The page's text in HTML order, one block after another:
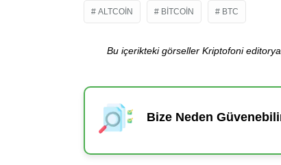
ALTCOIN BITCOIN BTC
Bu içerikteki görseller Kriptofoni
Bize Neden